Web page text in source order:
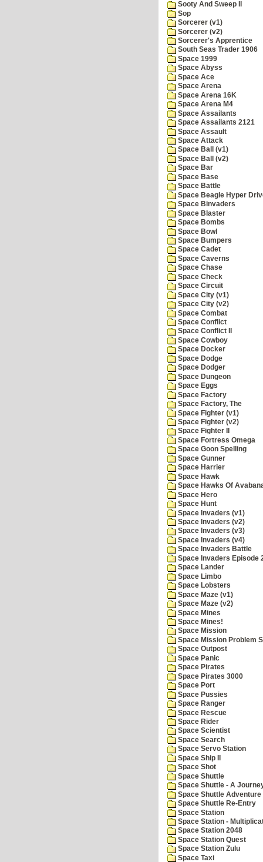
Sooty And Sweep II
Sop
Sorcerer (v1)
Sorcerer (v2)
Sorcerer's Apprentice
South Seas Trader 1906
Space 1999
Space Abyss
Space Ace
Space Arena
Space Arena 16K
Space Arena M4
Space Assailants
Space Assailants 2121
Space Assault
Space Attack
Space Ball (v1)
Space Ball (v2)
Space Bar
Space Base
Space Battle
Space Beagle Hyper
Space Binvaders
Space Blaster
Space Bombs
Space Bowl
Space Bumpers
Space Cadet
Space Caverns
Space Chase
Space Check
Space Circuit
Space City (v1)
Space City (v2)
Space Combat
Space Conflict
Space Conflict II
Space Cowboy
Space Docker
Space Dodge
Space Dodger
Space Dungeon
Space Eggs
Space Factory
Space Factory, The
Space Fighter (v1)
Space Fighter (v2)
Space Fighter II
Space Fortress Omega
Space Goon Spelling
Space Gunner
Space Harrier
Space Hawk
Space Hawks Of
Space Hero
Space Hunt
Space Invaders (v1)
Space Invaders (v2)
Space Invaders (v3)
Space Invaders (v4)
Space Invaders Battle
Space Invaders Episode
Space Lander
Space Limbo
Space Lobsters
Space Maze (v1)
Space Maze (v2)
Space Mines
Space Mines!
Space Mission
Space Mission Problem
Space Outpost
Space Panic
Space Pirates
Space Pirates 3000
Space Port
Space Pussies
Space Ranger
Space Rescue
Space Rider
Space Scientist
Space Search
Space Servo Station
Space Ship II
Space Shot
Space Shuttle
Space Shuttle - A
Space Shuttle Adventure
Space Shuttle Re-Entry
Space Station
Space Station -
Space Station 2048
Space Station Quest
Space Station Zulu
Space Taxi